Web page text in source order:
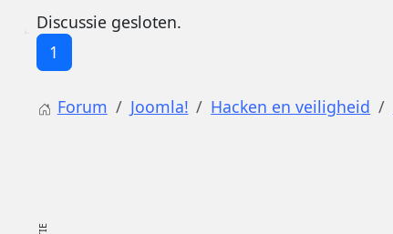
Discussie gesloten.
1
Forum Joomla! Hacken en veiligheid